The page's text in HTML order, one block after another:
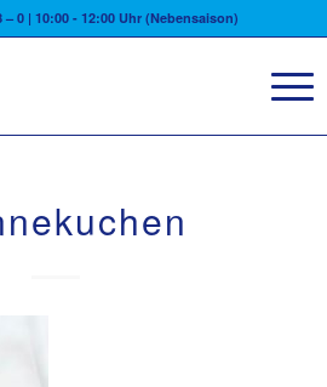
– 0 | 10:00 - 12:00 Uhr (Nebensaison)